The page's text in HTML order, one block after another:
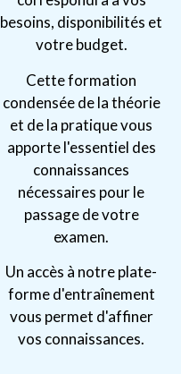
besoins, disponibilités et
votre budget.
Cette formation
condensée de la théorie
et de la pratique vous
apporte l'essentiel des
connaissances
nécessaires pour le
passage de votre
examen.
Un accès à notre plate-
forme d'entraînement
vous permet d'affiner
vos connaissances.